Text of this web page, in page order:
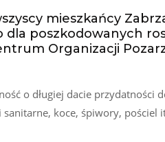
mieszkańcy
poszkodowanych
Organizacji
o długiej dacie przydatności
koce, śpiwory, pościel